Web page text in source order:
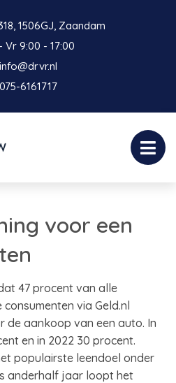
1506GJ, Zaandam
Vr 9:00 - 17:00
info@drvr.nl
075-6161717
voor een
47 procent van alle
via Geld.nl
de aankoop van een auto. In
en in 2022 30 procent.
populairste leendoel onder
anderhalf jaar loopt het